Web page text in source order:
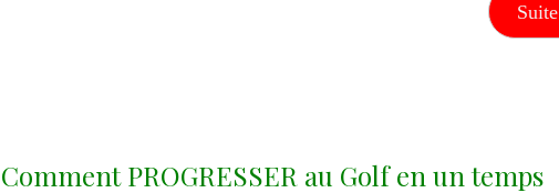
Suite
Comment PROGRESSER au Golf en un temps